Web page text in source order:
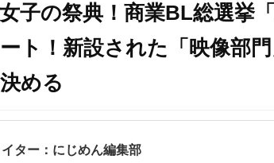
子の祭典！商業BL総選挙
ト！新設された「映像部
める
イター：にじめん編集部